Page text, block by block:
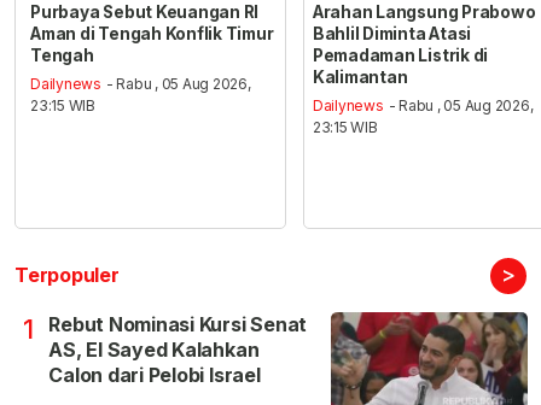
Purbaya Sebut Keuangan RI
Aman di Tengah Konflik Timur
Tengah
Dailynews - Rabu , 05 Aug 2026,
23:15 WIB
Arahan Langsung Prabowo
Bahlil Diminta Atasi
Pemadaman Listrik di
Kalimantan
Dailynews - Rabu , 05 Aug 2026,
23:15 WIB
Terpopuler >
1
Rebut Nominasi Kursi Senat
AS, El Sayed Kalahkan
Calon dari Pelobi Israel